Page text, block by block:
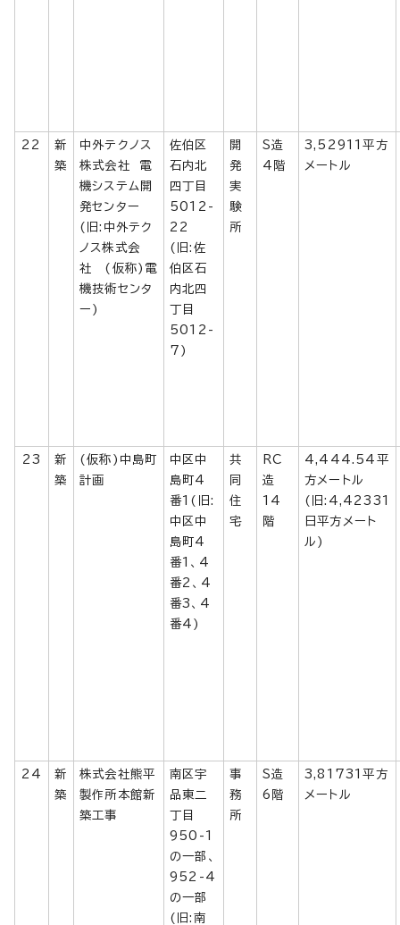
22
新
築
中外テクノス
株式会社 電
機システム開
発センター
(旧:中外テク
ノス株式会
社 (仮称)電
機技術センタ
ー)
佐伯区
石内北
四丁目
5012-
22
(旧:佐
伯区石
内北四
丁目
5012-
7)
開
発
実
験
所
S造
4階
3,52911平方
メートル
23
新
築
(仮称)中島町
計画
中区中
島町4
番1(旧:
中区中
島町4
番1、4
番2、4
番3、4
番4)
共
同
住
宅
RC
造
14
階
4,444.54平
方メートル
(旧:4,42331
日平方メート
ル)
24
新
築
株式会社熊平
製作所本館新
築工事
南区宇
品東二
丁目
950-1
の一部、
952-4
の一部
(旧:南
事
務
所
S造
6階
3,81731平方
メートル